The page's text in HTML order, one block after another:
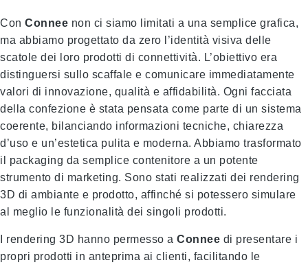
Con Connee non ci siamo limitati a una semplice grafica,
ma abbiamo progettato da zero l’identità visiva delle
scatole dei loro prodotti di connettività. L’obiettivo era
distinguersi sullo scaffale e comunicare immediatamente
valori di innovazione, qualità e affidabilità. Ogni facciata
della confezione è stata pensata come parte di un sistema
coerente, bilanciando informazioni tecniche, chiarezza
d’uso e un’estetica pulita e moderna. Abbiamo trasformato
il packaging da semplice contenitore a un potente
strumento di marketing. Sono stati realizzati dei rendering
3D di ambiante e prodotto, affinché si potessero simulare
al meglio le funzionalità dei singoli prodotti.
I rendering 3D hanno permesso a Connee di presentare i
propri prodotti in anteprima ai clienti, facilitando le